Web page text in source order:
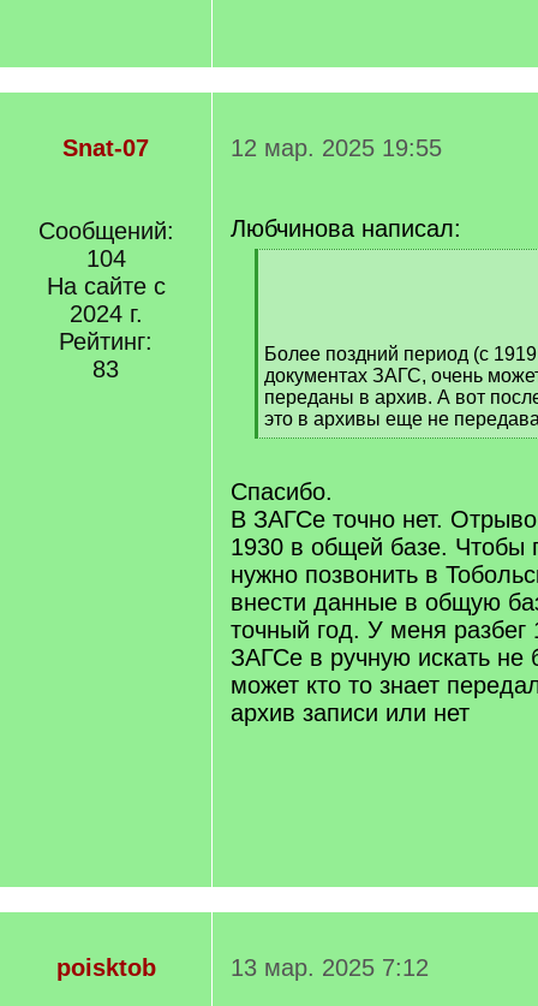
Snat-07
Сообщений:
104
На сайте с
2024 г.
Рейтинг:
83
12 мар. 2025 19:55
Любчинова написал:
Более поздний период (с
документах ЗАГС, очень
переданы в архив. А вот
это в архивы еще не
[
q
]
Спасибо.
В ЗАГСе точно нет.
1930 в общей базе. Чтобы
нужно позвонить в
внести данные в общую
точный год. У меня разбег
ЗАГСе в ручную искать не
может кто то знает
архив записи или нет
poisktob
13 мар. 2025 7:12